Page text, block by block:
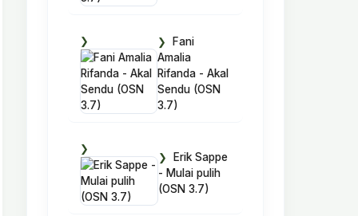
Fani
Amalia
Rifanda - Akal
Sendu (OSN
3.7)
Erik Sappe
- Mulai pulih
(OSN 3.7)